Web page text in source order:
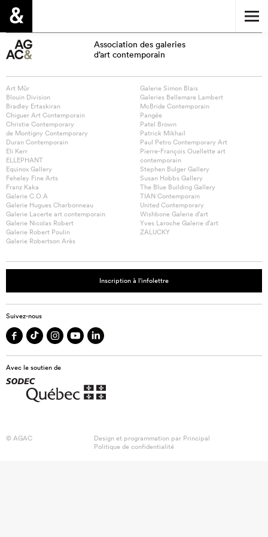
Association des galeries
d’art contemporain
Art Mûr
Blouin Division
Bradley Ertaskiran
Chiguer Art Contemporain
Christie Contemporary
de Montigny Contemporary
Duran Contemporain
Eli Kerr
ELLEPHANT
Equinox Gallery
Feheley Fine Arts
Franz Kaka
Galerie C.O.A
Galerie Hugues Charbonneau
Galerie Lacerte art contemporain
Galerie Nicolas Robert
Galerie Robert Poulin
Galerie Robertson Arès
Galerie Simon Blais
Galeries Bellemare Lambert
McBride Contemporain
Pangée
Patel Brown
Patrick Mikhail
Paul Petro Contemporary Art
Pierre-François Ouellette art
contemporain
Stephen Bulger Gallery
Susan Hobbs Gallery
The Blue Building Gallery
TIAN Contemporain
United Contemporary
Wishbone Galerie d’art
Yves Laroche Galerie d’art
ZALUCKY
Inscription à l’infolettre
Suivez-nous
Avec le soutien de
© AGAC Design et programmation par Principal
Politique de confidentialité